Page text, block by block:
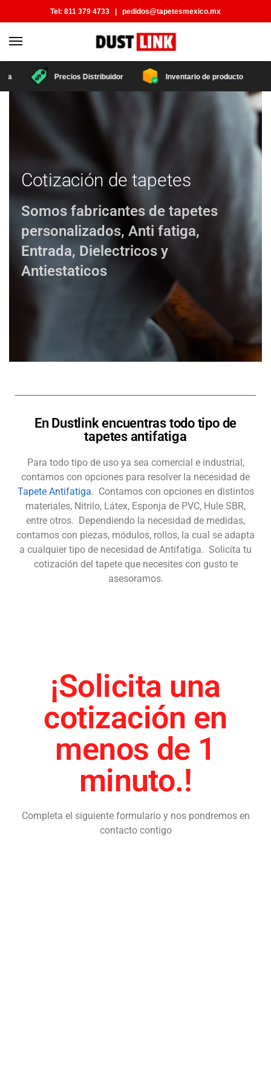
Tel: 811 379 4733 | pedidos@tapetesmexico.mx
Precios Distribuidor Inventario de producto
Cotización de tapetes
Somos fabricantes de tapetes
personalizados, Anti fatiga,
Entrada, Dielectricos y
Antiestaticos
En Dustlink encuentras todo tipo de
tapetes antifatiga
Para todo tipo de uso ya sea comercial e industrial,
contamos con opciones para resolver la necesidad de
Tapete Antifatiga. Contamos con opciones en distintos
materiales, Nitrilo, Látex, Esponja de PVC, Hule SBR,
entre otros. Dependiendo la necesidad de medidas,
contamos con piezas, módulos, rollos, la cual se adapta
a cualquier tipo de necesidad de Antifatiga. Solicita tu
cotización del tapete que necesites con gusto te
asesoramos.
¡Solicita una
cotización en
menos de 1
minuto.!
Completa el siguiente formulario y nos pondremos en
contacto contigo